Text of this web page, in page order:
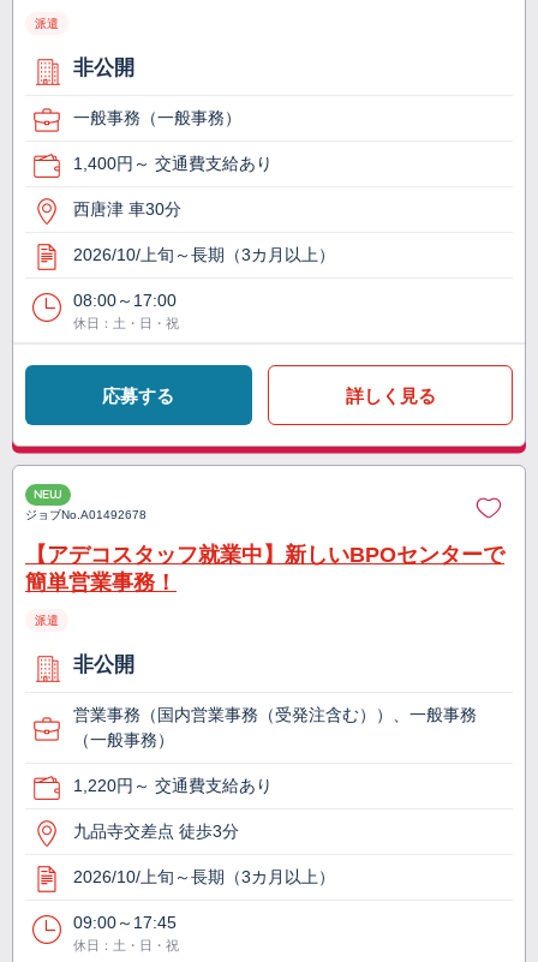
派遣
非公開
一般事務（一般事務）
1,400円～ 交通費支給あり
西唐津 車30分
2026/10/上旬～長期（3カ月以上）
08:00～17:00
休日：土・日・祝
応募する 詳しく見る
NEW
ジョブNo.A01492678
【アデコスタッフ就業中】新しいBPOセンターで
簡単営業事務！
派遣
非公開
営業事務（国内営業事務（受発注含む））、一般事務
（一般事務）
1,220円～ 交通費支給あり
九品寺交差点 徒歩3分
2026/10/上旬～長期（3カ月以上）
09:00～17:45
休日：土・日・祝